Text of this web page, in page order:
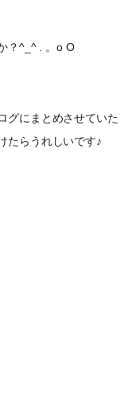
？^_^ . 。o O
グにまとめさせていた
たらうれしいです♪